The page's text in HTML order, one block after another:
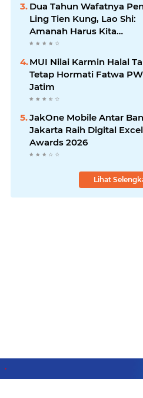
Dua Tahun Wafatnya
Ling Tien Kung, Lao Shi:
Amanah Harus Kita
Laksanakan!
MUI Nilai Karmin Halal
Tetap Hormati Fatwa
Jatim
JakOne Mobile Antar
Jakarta Raih Digital
Awards 2026
Lihat